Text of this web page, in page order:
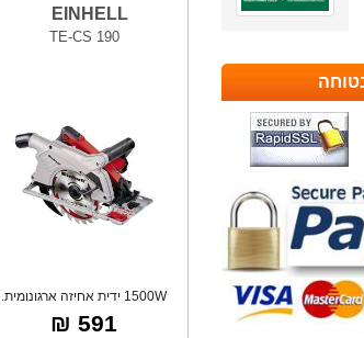
EINHELL
TE-CS 190
1500W ידית אחיזה ארגונומית.
תאורת לד חזק
591 ₪